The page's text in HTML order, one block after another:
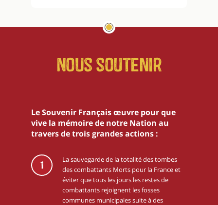
Nous soutenir
Le Souvenir Français œuvre pour que
vive la mémoire de notre Nation au
travers de trois grandes actions :
1
La sauvegarde de la totalité des tombes
des combattants Morts pour la France et
éviter que tous les jours les restes de
combattants rejoignent les fosses
communes municipales suite à des